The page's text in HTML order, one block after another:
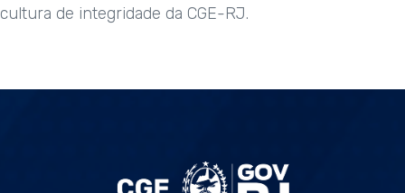
cultura de integridade da CGE-RJ.